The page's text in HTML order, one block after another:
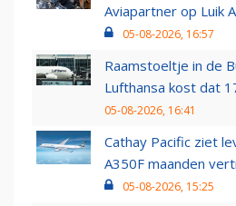
Aviapartner op Luik
05-08-2026, 16:57
Raamstoeltje in de
Lufthansa kost dat
05-08-2026, 16:41
Cathay Pacific ziet
A350F maanden
05-08-2026, 15:25